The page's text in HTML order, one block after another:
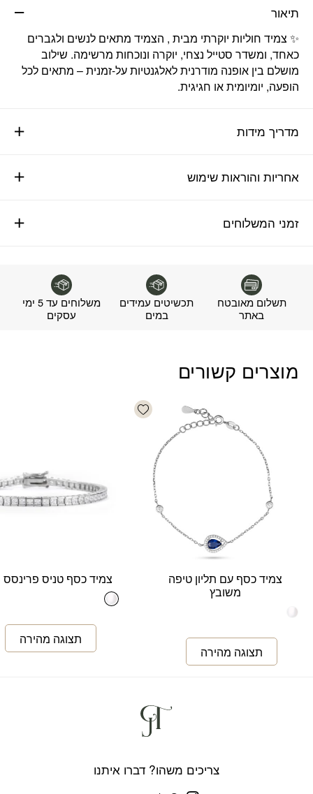
תיאור
✨ צמיד חוליות יוקרתי מבית , הצמיד מתאים לנשים ולגברים
כאחד, ומשדר סטייל נצחי, יוקרה ונוכחות מרשימה. שילוב
מושלם בין אופנה מודרנית לאלגנטיות על-זמנית – מתאים לכל
הופעה, יומיומית או חגיגית.
מדריך מידות
אחריות והוראות שימוש
זמני המשלוחים
תשלום מאובטח
באתר
תכשיטים עמידים
במים
משלוחים עד 5 ימי
עסקים
מוצרים קשורים
Add wishlist
צמיד כסף עם תליון טיפה
משובץ
צמיד כסף טניס פרינסס 3 ממ
צריכים משהו? דברו איתנו